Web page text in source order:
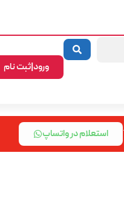
ورود|ثبت نام
استعلام در واتساپ